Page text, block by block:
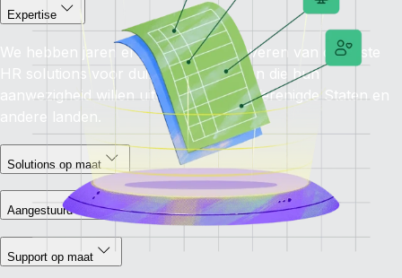
Expertise
We hebben jaren ervaring met het leveren van de beste
HR solutions voor duizenden bedrijven die hun
aanwezigheid willen uitbreiden, in de Verenigde Staten en
andere landen.
Solutions op maat
Aangestuurd door technologie
Support op maat